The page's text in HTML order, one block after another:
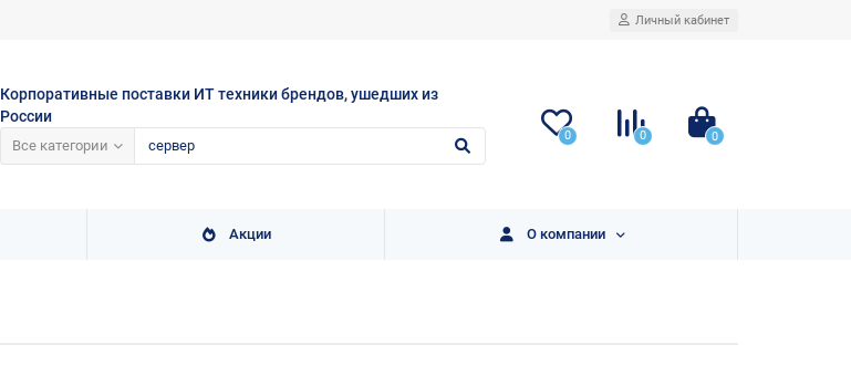
Личный кабинет
Корпоративные поставки ИТ техники брендов, ушедших из
России
Все категории
0 0 0
Акции О компании